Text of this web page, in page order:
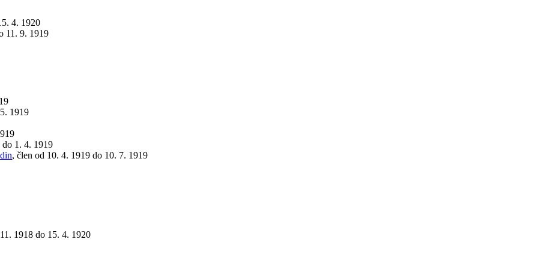
4. 1920
11. 9. 1919
1919
do 1. 4. 1919
, člen od 10. 4. 1919 do 10. 7. 1919
1918 do 15. 4. 1920